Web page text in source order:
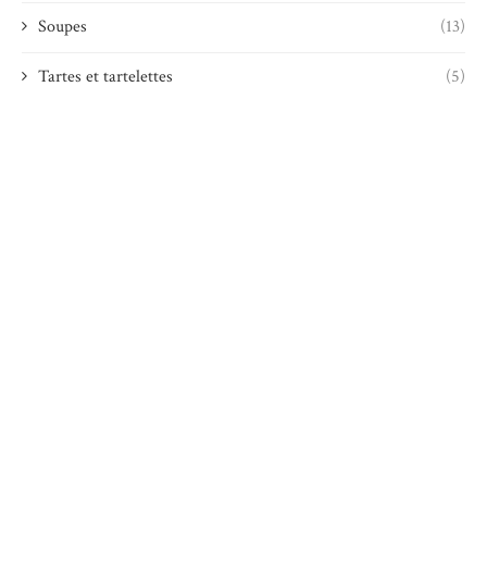
Soupes (13)
Tartes et tartelettes (5)